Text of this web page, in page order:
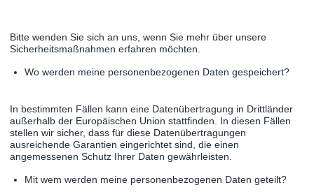
Bitte wenden Sie sich an uns, wenn Sie mehr über unsere
Sicherheitsmaßnahmen erfahren möchten.
Wo werden meine personenbezogenen Daten gespeichert?
In bestimmten Fällen kann eine Datenübertragung in Drittländer
außerhalb der Europäischen Union stattfinden. In diesen Fällen
stellen wir sicher, dass für diese Datenübertragungen
ausreichende Garantien eingerichtet sind, die einen
angemessenen Schutz Ihrer Daten gewährleisten.
Mit wem werden meine personenbezogenen Daten geteilt?